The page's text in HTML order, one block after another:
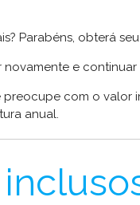
Parabéns, obterá
novamente e
com o valor
anual.